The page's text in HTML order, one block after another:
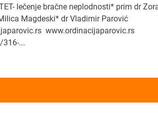
lečenje bračne neplodnosti* prim dr
Magdeski* dr Vladimir Parović
www.ordinacijaparovic.rs
...